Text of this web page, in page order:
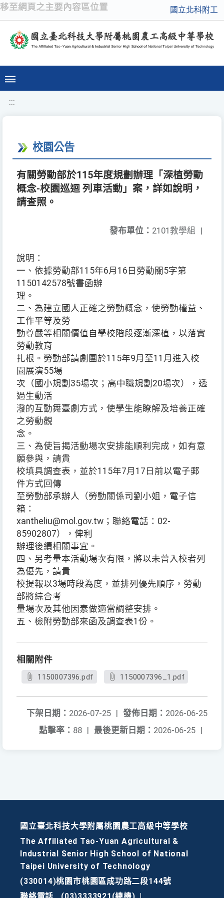
移至網頁之主要內容區位置 國立北科附工
:::
校園公告
有關勞動部於115年度規劃辦理「深植勞動
概念-校園巡迴 列車活動」案，詳如說明，
請查照。
發布單位： 2101教學組 |
說明：
一、依據勞動部115年6月16日勞動關5字第
1150142578號書函辦
理。
二、為建立國人正確之勞動概念，使勞動權益、
工作平等及勞
動尊嚴等相關價值自學校階段逐漸深植，以落實
勞動教育
扎根。勞動部請劇團於115年9月至11月進入校
園展演55場
次（國小規劃35場次；高中職規劃20場次），透
過生動活
潑的互動舞臺劇方式，使學生能瞭解及培養正確
之勞動觀
念。
三、為使旨揭活動場次安排能順利完成，如有意
願參與，請貴
校填具調查表，並於115年7月17日前以電子郵
件方式回傳
至勞動部承辦人（勞動關係司劉小姐，電子信
箱：
xantheliu@mol.gov.tw；聯絡電話：02-
85902807），俾利
辦理後續相關事宜。
四、另考量本活動場次有限，將以未曾入校者列
為優先，請貴
校提報以3場時段為度，並排列優先順序，勞動
部將綜合考
量場次及其他因素做適當調整安排。
五、檢附勞動部來函及調查表1份。
相關附件
1150007396.pdf 1150007396_1.pdf
發佈日期： 2026-06-25
下架日期： 2026-07-25 |
最後更新日期： 2026-06-25 |
點擊率： 88 |
國立臺北科技大學附屬桃園農工高級中等學校
The Affiliated Tao-Yuan Agricultural &
Industrial Senior High School of National
Taipei University of Technology
(330014)桃園市桃園區成功路二段144號